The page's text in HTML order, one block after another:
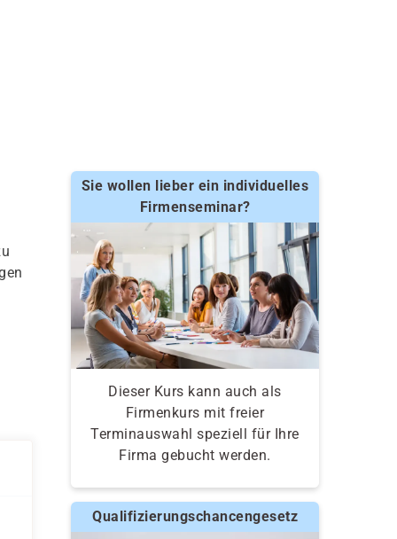
Sie wollen lieber ein individuelles
Firmenseminar?
Dieser Kurs kann auch als
Firmenkurs mit freier
Terminauswahl speziell für Ihre
Firma gebucht werden.
Qualifizierungschancengesetz